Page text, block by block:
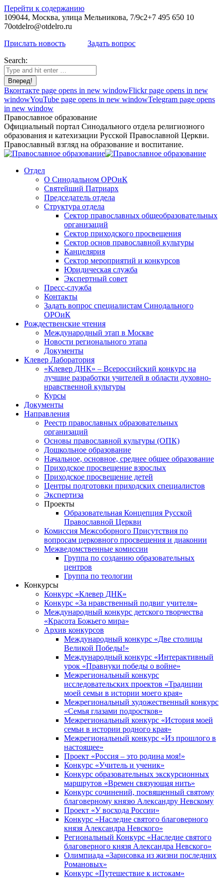
Перейти к содержанию
109044, Москва, улица Мельникова, 7/9с2+7 495 650 10
70otdelro@otdelro.ru
Прислать новость
Задать вопрос
Search:
Вконтакте page opens in new windowFlickr page opens in new
windowYouTube page opens in new windowTelegram page opens
in new window
Православное образование
Официальный портал Синодального отдела религиозного
образования и катехизации Русской Православной Церкви.
Православный взгляд на образование и воспитание.
Отдел
О Синодальном ОРОиК
Святейший Патриарх
Председатель отдела
Структура отдела
Сектор православных общеобразовательных
организаций
Сектор приходского просвещения
Сектор основ православной культуры
Канцелярия
Сектор мероприятий и конкурсов
Юридическая служба
Экспертный совет
Пресс-служба
Контакты
Задать вопрос специалистам Синодального
ОРОиК
Рождественские чтения
Международный этап в Москве
Новости регионального этапа
Документы
Клевер Лаборатория
«Клевер ДНК» – Всероссийский конкурс на
лучшие разработки учителей в области духовно-
нравственной культуры
Курсы
Документы
Направления
Реестр православных образовательных
организаций
Основы православной культуры (ОПК)
Дошкольное образование
Начальное, основное, среднее общее образование
Приходское просвещение взрослых
Приходское просвещение детей
Центры подготовки приходских специалистов
Экспертиза
Проекты
Образовательная Концепция Русской
Православной Церкви
Комиссия Межсоборного Присутствия по
вопросам церковного просвещения и диаконии
Межведомственные комиссии
Группа по созданию образовательных
центров
Группа по теологии
Конкурсы
Конкурс «Клевер ДНК»
Конкурс «За нравственный подвиг учителя»
Международный конкурс детского творчества
«Красота Божьего мира»
Архив конкурсов
Международный конкурс «Две столицы
Великой Победы!»
Международный конкурс «Интерактивный
урок «Правнуки победы о войне»
Межрегиональный конкурс
исследовательских проектов «Традиции
моей семьи в истории моего края»
Межрегиональный художественный конкурс
«Семья глазами подростков»
Межрегиональный конкурс «История моей
семьи в истории родного края»
Межрегиональный конкурс «Из прошлого в
настоящее»
Проект «Россия – это родина моя!»
Конкурс «Учитель и ученик»
Конкурс образовательных экскурсионных
маршрутов «Времен связующая нить»
Конкурс сочинений, посвященный святому
благоверному князю Александру Невскому
Проект «У восхода России»
Конкурс «Наследие святого благоверного
князя Александра Невского»
Региональный Конкурс «Наследие святого
благоверного князя Александра Невского»
Олимпиада «Зарисовка из жизни последних
Романовых»
Конкурс «Путешествие к истокам»